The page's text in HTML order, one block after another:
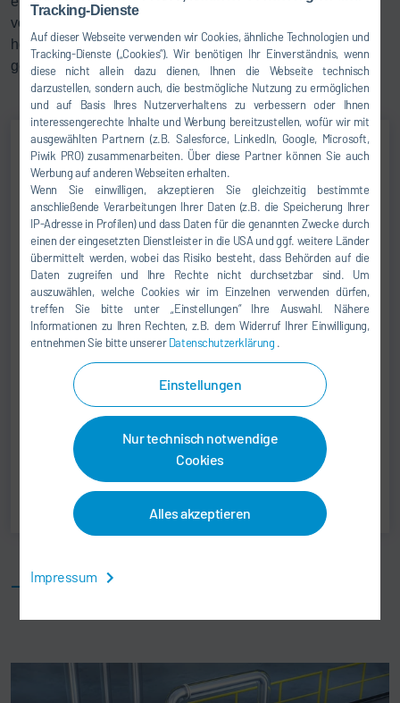
Tracking-Dienste
Auf dieser Webseite verwenden wir Cookies, ähnliche Technologien und
Tracking-Dienste („Cookies“). Wir benötigen Ihr Einverständnis, wenn
diese nicht allein dazu dienen, Ihnen die Webseite technisch
darzustellen, sondern auch, die bestmögliche Nutzung zu ermöglichen
und auf Basis Ihres Nutzerverhaltens zu verbessern oder Ihnen
interessengerechte Inhalte und Werbung bereitzustellen, wofür wir mit
ausgewählten Partnern (z.B. Salesforce, LinkedIn, Google, Microsoft,
Piwik PRO) zusammenarbeiten. Über diese Partner können Sie auch
Werbung auf anderen Webseiten erhalten.
Wenn Sie einwilligen, akzeptieren Sie gleichzeitig bestimmte
anschließende Verarbeitungen Ihrer Daten (z.B. die Speicherung Ihrer
IP-Adresse in Profilen) und dass Daten für die genannten Zwecke durch
einen der eingesetzten Dienstleister in die USA und ggf. weitere Länder
übermittelt werden, wobei das Risiko besteht, dass Behörden auf die
Daten zugreifen und Ihre Rechte nicht durchsetzbar sind. Um
auszuwählen, welche Cookies wir im Einzelnen verwenden dürfen,
treffen Sie bitte unter „Einstellungen“ Ihre Auswahl. Nähere
Informationen zu Ihren Rechten, z.B. dem Widerruf Ihrer Einwilligung,
entnehmen Sie bitte unsererDatenschutzerklärung .
Einstellungen
Nur technisch notwendige
Cookies
Alles akzeptieren
Impressum
von Polypropylen (PP) sorgt dafür, dass die Zellen einem
hohen statischen Druck stand- und extreme Belastungen
gegenüber Spannungen und Schlägen aushalten.
Klaus Heinsohn
PRODUCT MANAGEMENT
+49 7142 78-0
sales@durr.com
Dürr Systems AG
Carl-Benz-Str. 34
74321 Bietigheim-Bissingen
Deutschland
Drucken
Teilen